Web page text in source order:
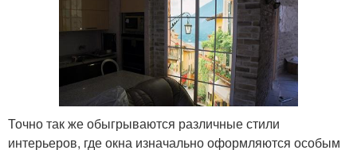
Точно так же обыгрываются различные стили
интерьеров, где окна изначально оформляются особым